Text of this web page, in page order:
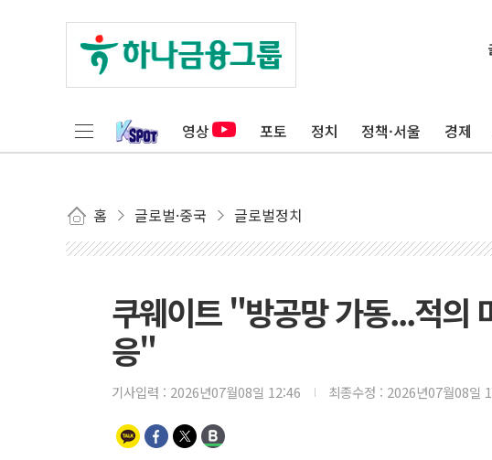
영상 포토 정치 정책·서울 경제
홈 글로벌·중국 글로벌정치
쿠웨이트 "방공망 가동...적의
응"
기사입력 : 2026년07월08일 12:46 최종수정 : 2026년07월08일